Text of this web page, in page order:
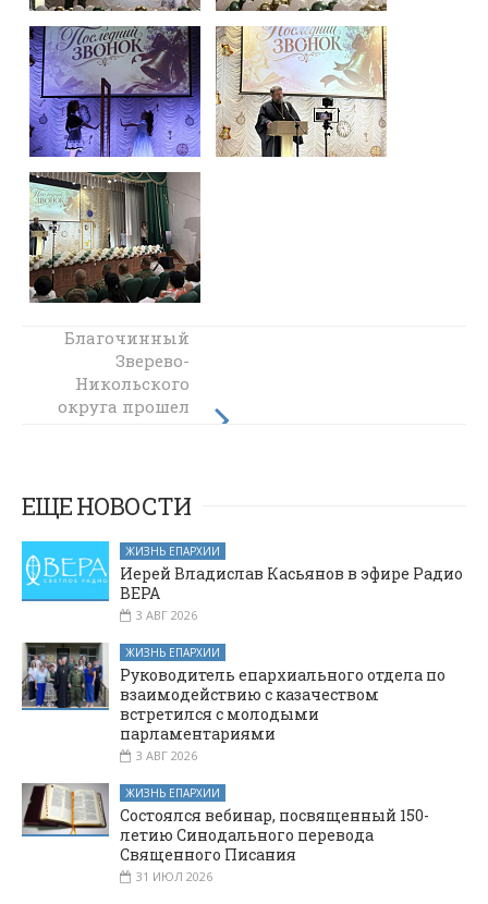
Последний
звонок в
станице
Бессергеневской:
горизонтов
Благочинный
Зверево-
Никольского
округа прошел
Москве
ЕЩЕ НОВОСТИ
ЖИЗНЬ ЕПАРХИИ
Иерей Владислав Касьянов в эфире Радио
ВЕРА
3 АВГ 2026
ЖИЗНЬ ЕПАРХИИ
Руководитель епархиального отдела по
взаимодействию с казачеством
встретился с молодыми
парламентариями
3 АВГ 2026
ЖИЗНЬ ЕПАРХИИ
Состоялся вебинар, посвященный 150-
летию Синодального перевода
Священного Писания
31 ИЮЛ 2026